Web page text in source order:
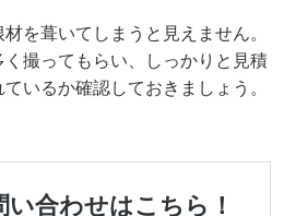
を葺いてしまうと見えません。
撮ってもらい、しっかりと見積
いるか確認しておきましょう。